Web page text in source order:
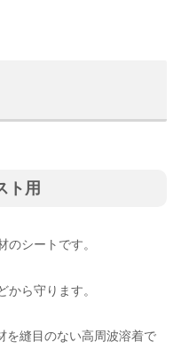
ト用
のシートです。
から守ります。
を縫目のない高周波溶着で